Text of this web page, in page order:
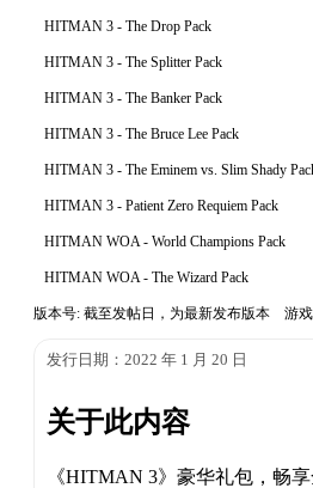
HITMAN 3 - The Drop Pack
HITMAN 3 - The Splitter Pack
HITMAN 3 - The Banker Pack
HITMAN 3 - The Bruce Lee Pack
HITMAN 3 - The Eminem vs. Slim Shady
HITMAN 3 - Patient Zero Requiem Pack
HITMAN WOA - World Champions Pack
HITMAN WOA - The Wizard Pack
版本号: 截至发帖日，为最新发布版本 游
发行日期：2022 年 1 月 20 日
关于此内容
《HITMAN 3》豪华礼包，畅享